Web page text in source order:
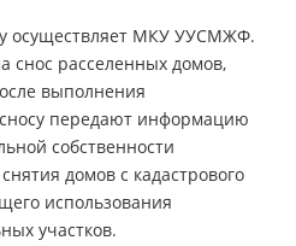
осуществляет МКУ УУСМЖФ.
снос расселенных домов,
выполнения
передают информацию
собственности
домов с кадастрового
использования
участков.